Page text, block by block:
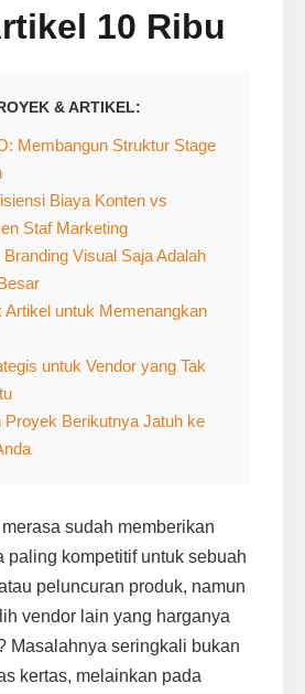
10 Ribu
& ARTIKEL:
Membangun Struktur Stage
Biaya Konten vs
Staf Marketing
Visual Saja Adalah
Artikel untuk Memenangkan
untuk Vendor yang Tak
Proyek Berikutnya Jatuh ke
sudah memberikan
paling kompetitif untuk sebuah
peluncuran produk, namun
vendor lain yang harganya
Masalahnya seringkali bukan
kertas, melainkan pada